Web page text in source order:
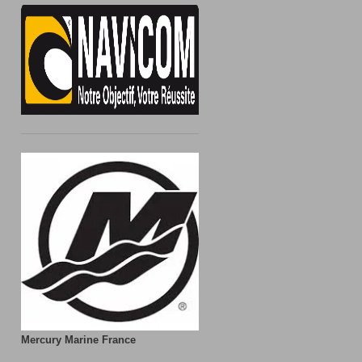
Mercury Marine France